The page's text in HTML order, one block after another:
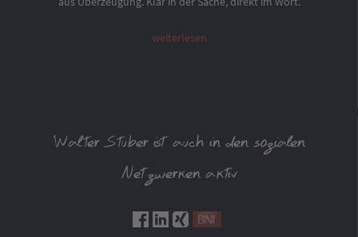
weiterlesen
Walter Stuber ist auch in den sozialen
Netzwerken aktiv